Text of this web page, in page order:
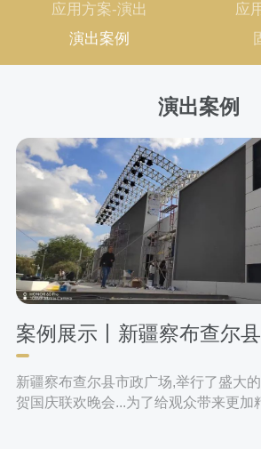
应用方案-演出
应
演出案例
演出案例
案例展示丨新疆察布查尔
新疆察布查尔县市政广场,举行了盛大
贺国庆联欢晚会...为了给观众带来更加